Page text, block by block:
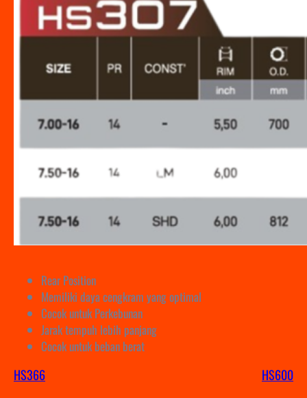
Rear Position
Memiliki daya cengkram yang optimal
Cocok untuk Perkebunan
Jarak tempuh lebih panjang
Cocok untuk beban berat
HS366 HS600